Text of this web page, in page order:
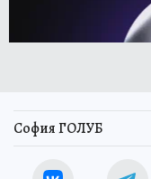
София ГОЛУБ